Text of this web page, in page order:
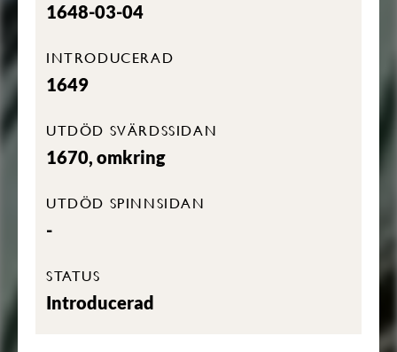
1648-03-04
INTRODUCERAD
1649
UTDÖD SVÄRDSSIDAN
1670, omkring
UTDÖD SPINNSIDAN
-
STATUS
Introducerad